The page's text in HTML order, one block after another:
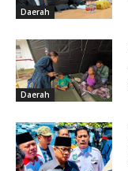
Daerah
Daerah